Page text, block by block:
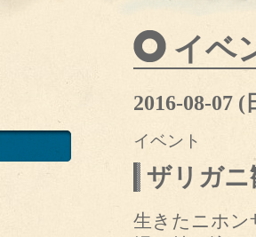
イベ
2016-08-07 (
イベント
ザリガニ
生きたニホ